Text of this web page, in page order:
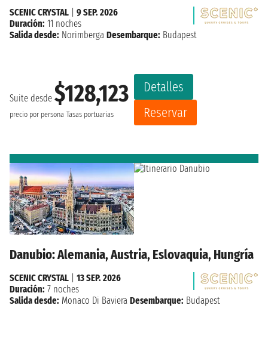
Suite desde $128,123
precio por persona Tasas portuarias
Detalles
Reservar
SCENIC CRYSTAL
9 SEP. 2026
Duración: 11 noches
Salida desde: Norimberga Desembarque: Budapest
Danubio: Alemania, Austria, Eslovaquia, Hungría
SCENIC CRYSTAL
13 SEP. 2026
Duración: 7 noches
Salida desde: Monaco Di Baviera Desembarque: Budapest